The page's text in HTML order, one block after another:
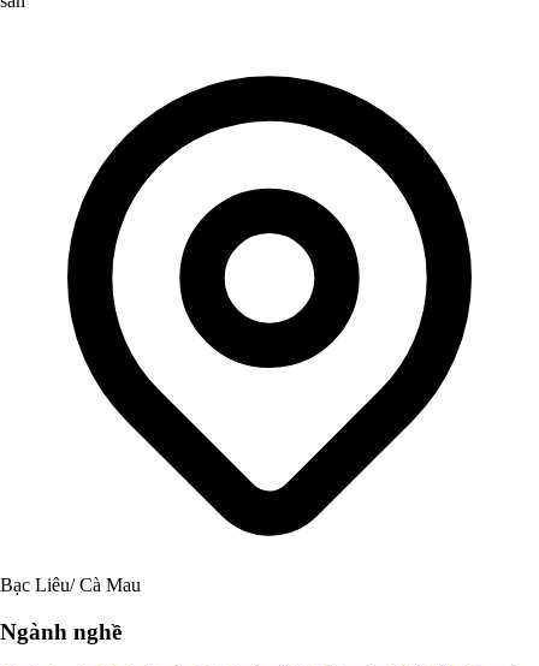
Bạc Liêu/ Cà Mau
Ngành nghề